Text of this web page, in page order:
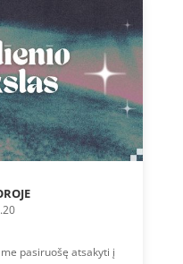
pasiruošę atsakyti į